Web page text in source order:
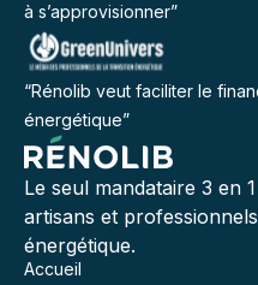
à s’approvisionner”
“Rénolib veut faciliter le
énergétique”
Le seul mandataire 3 en
artisans et
énergétique.
Accueil